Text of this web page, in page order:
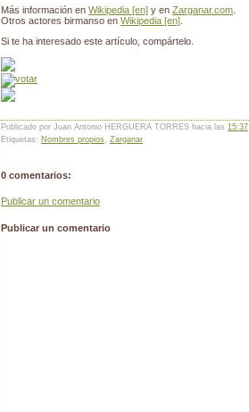
Más información en Wikipedia [en] y en Zarganar.com
Otros actores birmanso en Wikipedia [en]
Si te ha interesado este artículo, compártelo.
Publicado por Juan Antonio HERGUERA TORRES hacia las 15:37
Etiquetas: Nombres propios, Zarganar
0 comentarios:
Publicar un comentario
Publicar un comentario